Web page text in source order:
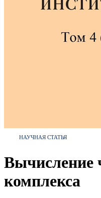
НАУЧНАЯ СТАТЬЯ
Вычисление
комплекса